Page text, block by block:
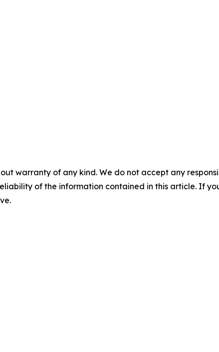
warranty of any kind. We do not accept any
of the information contained in this article. If